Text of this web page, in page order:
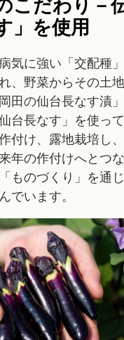
こだわり－
」を使用
気に強い「交配種
、野菜からその土
田の仙台長なす漬
台長なす」を使っ
付け、露地栽培し
年の作付けへとつ
ものづくり」を通
でいます。